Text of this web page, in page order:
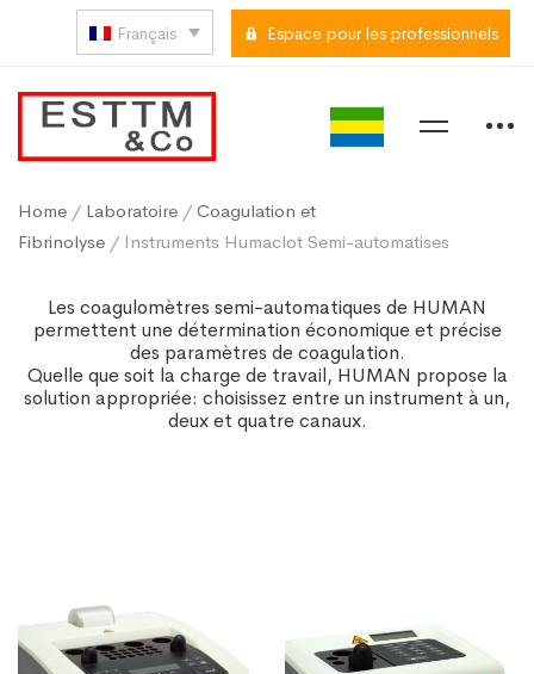
Français Espace pour les professionnels
Home / Laboratoire / Coagulation et
Fibrinolyse / Instruments Humaclot Semi-automatises
Les coagulomètres semi-automatiques de HUMAN
permettent une détermination économique et précise
des paramètres de coagulation.
Quelle que soit la charge de travail, HUMAN propose la
solution appropriée: choisissez entre un instrument à un,
deux et quatre canaux.